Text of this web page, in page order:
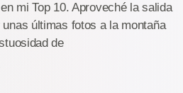
mi Top 10. Aproveché la salida
últimas fotos a la montaña
de